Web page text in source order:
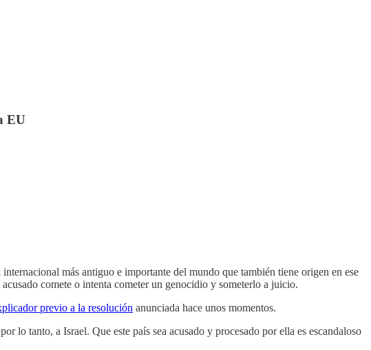
EU
más antiguo e importante del mundo que también tiene origen en ese
comete o intenta cometer un genocidio y someterlo a juicio.
previo a la resolución anunciada hace unos momentos.
lo tanto, a Israel. Que este país sea acusado y procesado por ella es escandaloso